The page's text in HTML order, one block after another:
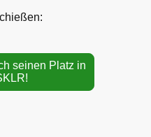
seinen Platz in